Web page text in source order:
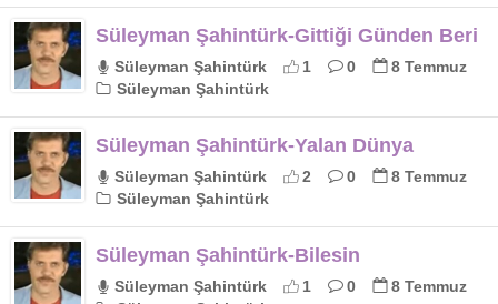
Süleyman Şahintürk-Gittiği Günden Beri
Süleyman Şahintürk 1 0
8 Temmuz
Süleyman Şahintürk
Süleyman Şahintürk-Yalan Dünya
Süleyman Şahintürk 2 0
8 Temmuz
Süleyman Şahintürk
Süleyman Şahintürk-Bilesin
Süleyman Şahintürk 1 0
8 Temmuz